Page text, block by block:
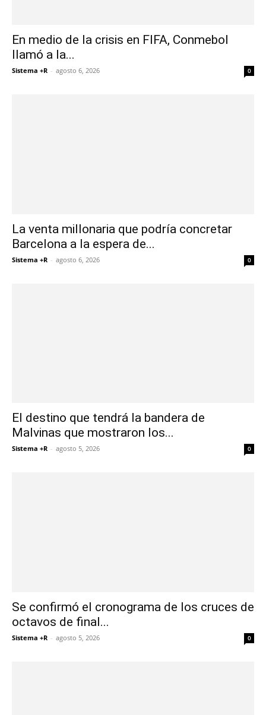
En medio de la crisis en FIFA, Conmebol
llamó a la...
Sistema +R - agosto 6, 2026 0
La venta millonaria que podría concretar
Barcelona a la espera de...
Sistema +R - agosto 6, 2026 0
El destino que tendrá la bandera de
Malvinas que mostraron los...
Sistema +R - agosto 5, 2026 0
Se confirmó el cronograma de los cruces de
octavos de final...
Sistema +R - agosto 5, 2026 0